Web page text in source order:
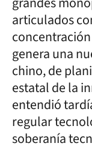
articulados
genera una
chino, de
estatal de la
entendió
regular
soberanía